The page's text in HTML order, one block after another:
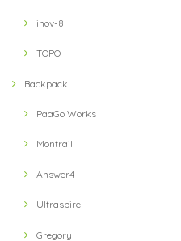
inov-8
TOPO
Backpack
PaaGo Works
Montrail
Answer4
Ultraspire
Gregory